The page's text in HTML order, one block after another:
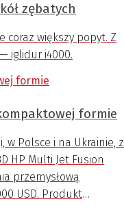
zębatych
coraz większy popyt. Z
iglidur i4000.
formie
w Polsce i na Ukrainie, z
HP Multi Jet Fusion
przemysłową
USD. Produkt